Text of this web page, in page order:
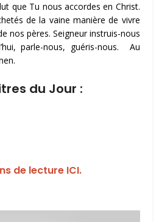
que Tu nous accordes en Christ.
de la vaine manière de vivre
nos pères. Seigneur instruis-nous
parle-nous, guéris-nous. Au
du Jour :
de lecture ICI.